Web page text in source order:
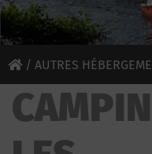
/ AUTRES
BORD DU LAC